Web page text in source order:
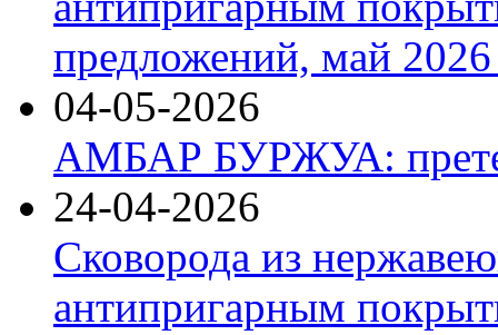
предложений, май 2026
04-05-2026
АМБАР БУРЖУА:
24-04-2026
Сковорода из
антипригарным